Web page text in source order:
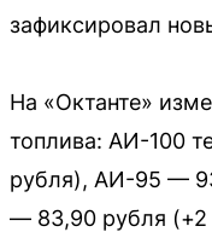
зафиксировал
На «Октанте»
топлива: АИ-100
рубля), АИ-95 —
— 83,90 рубля (+2